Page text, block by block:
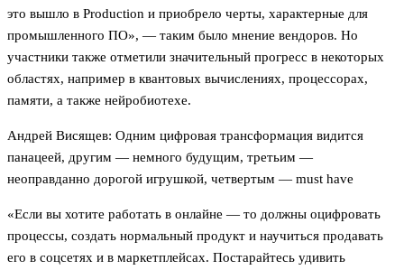
это вышло в Production и приобрело черты, характерные для
промышленного ПО», — таким было мнение вендоров. Но
участники также отметили значительный прогресс в некоторых
областях, например в квантовых вычислениях, процессорах,
памяти, а также нейробиотехе.
Андрей Висящев: Одним цифровая трансформация видится
панацеей, другим — немного будущим, третьим —
неоправданно дорогой игрушкой, четвертым — must have
«Если вы хотите работать в онлайне — то должны оцифровать
процессы, создать нормальный продукт и научиться продавать
его в соцсетях и в маркетплейсах. Постарайтесь удивить